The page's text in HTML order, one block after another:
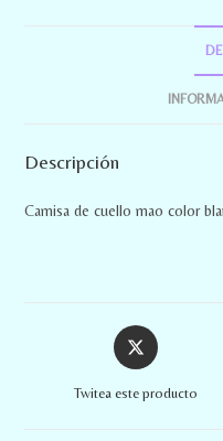
Descripción
Camisa de cuello mao color
Twitea este producto